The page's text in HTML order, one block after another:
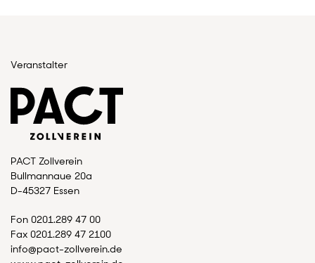
Veranstalter
PACT Zollverein
Bullmannaue 20a
D-45327 Essen
Fon 0201.289 47 00
Fax 0201.289 47 2100
info@pact-zollverein.de